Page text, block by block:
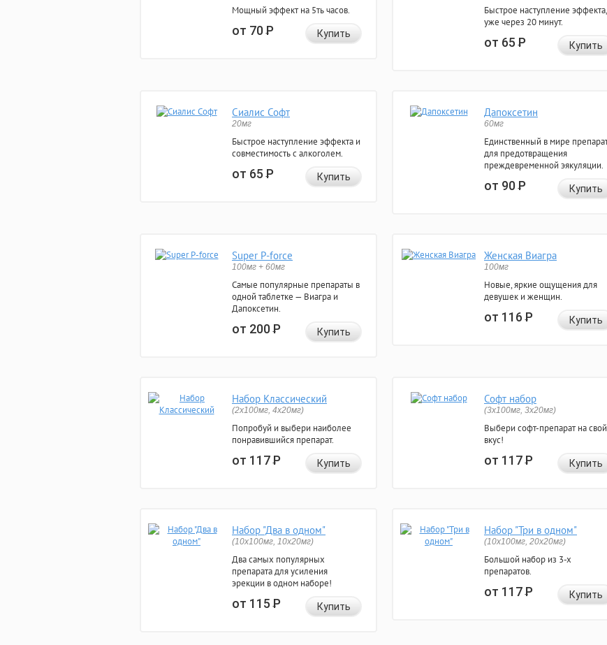
Мощный эффект на 5ть часов.
от 70Р Купить
Быстрое наступление эффекта,
уже через 20 минут.
от 65Р Купить
Сиалис Софт
20мг
Быстрое наступление эффекта и
совместимость с алкоголем.
от 65Р Купить
Дапоксетин
60мг
Единственный в мире
для предотвращения
преждевременной эякуляции.
от 90Р Купить
Super P-force
100мг + 60мг
Самые популярные препараты в
одной таблетке — Виагра и
Дапоксетин.
от 200Р Купить
Женская Виагра
100мг
Новые, яркие ощущения для
девушек и женщин.
от 116Р Купить
Набор Классический
(2x100мг, 4x20мг)
Попробуй и выбери наиболее
понравившийся препарат.
от 117Р Купить
Софт набор
(3x100мг, 3x20мг)
Выбери софт-препарат на свой
вкус!
от 117Р Купить
Набор "Два в одном"
(10x100мг, 10x20мг)
Два самых популярных
препарата для усиления
эрекции в одном наборе!
от 115Р Купить
Набор "Три в одном"
(10x100мг, 20x20мг)
Большой набор из 3-х
препаратов.
от 117Р Купить